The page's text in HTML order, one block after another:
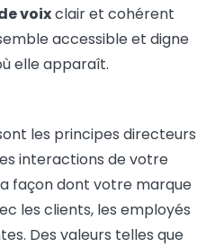
voixclair et cohérent
accessible et digne
elle apparaît.
les principes directeurs
interactions de votre
façon dont votre marque
les clients, les employés
Des valeurs telles que